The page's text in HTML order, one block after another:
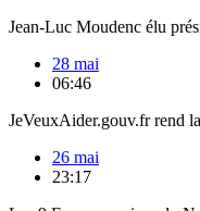
Jean-Luc Moudenc élu
28 mai
06:46
JeVeuxAider.gouv.fr rend
26 mai
23:17